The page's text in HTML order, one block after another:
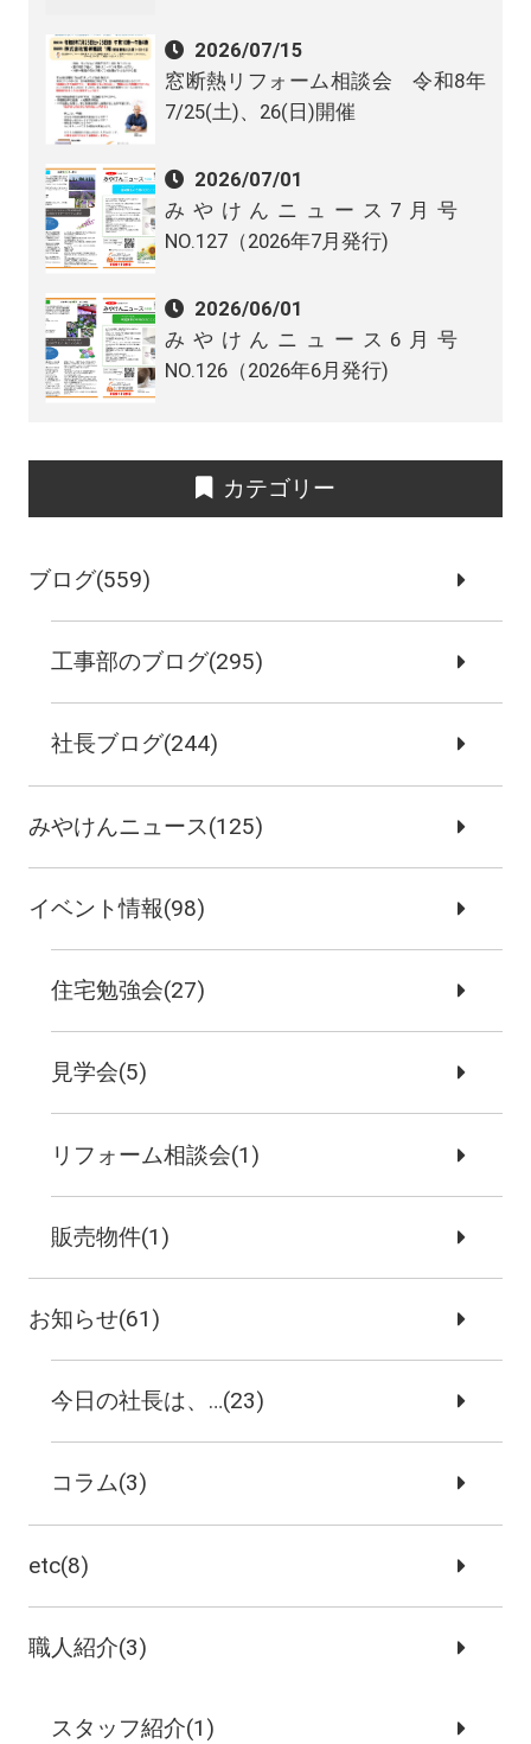
2026/07/15
窓断熱リフォーム相談会 令和8年
7/25(土)、26(日)開催
2026/07/01
みやけんニュース7月号
NO.127（2026年7月発行)
2026/06/01
みやけんニュース6月号
NO.126（2026年6月発行)
カテゴリー
ブログ(559)
工事部のブログ(295)
社長ブログ(244)
みやけんニュース(125)
イベント情報(98)
住宅勉強会(27)
見学会(5)
リフォーム相談会(1)
販売物件(1)
お知らせ(61)
今日の社長は、…(23)
コラム(3)
etc(8)
職人紹介(3)
スタッフ紹介(1)